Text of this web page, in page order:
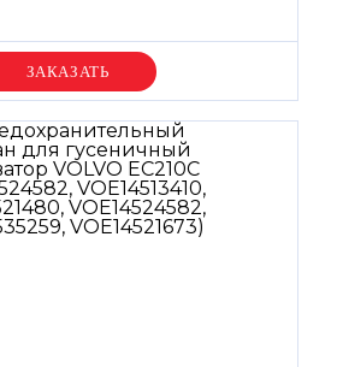
Уточняйте цену